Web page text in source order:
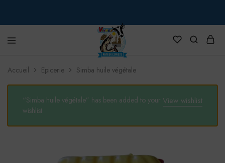
Accueil Epicerie Simba huile végétale
View wishlist
“Simba huile végétale” has been added to your
wishlist